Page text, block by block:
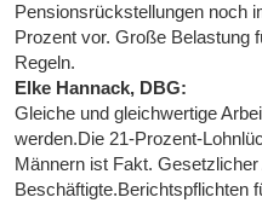
Pensionsrückstellungen noch
Prozent vor. Große Belastung
Regeln.
Elke Hannack, DBG:
Gleiche und gleichwertige
werden.Die 21-Prozent-
Männern ist Fakt.
Beschäftigte.Berichtspflichten